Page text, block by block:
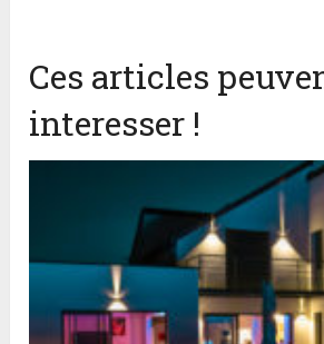
Ces articles
interesser !